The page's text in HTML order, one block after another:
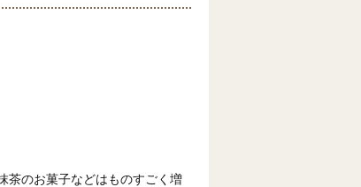
茶のお菓子などはものすごく増